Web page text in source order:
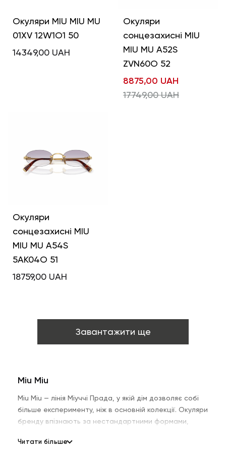
Окуляри MIU MIU MU
01XV 12W1O1 50
14349,00 UAH
Окуляри
сонцезахисні MIU
MIU MU A52S
ZVN60O 52
8875,00 UAH
17749,00UAH
Окуляри
сонцезахисні MIU
MIU MU A54S
5AK04O 51
18759,00 UAH
Завантажити ще
Miu Miu
Miu Miu — лінія Міуччі Прада, у якій дім дозволяє собі
більше експерименту, ніж в основній колекції. Окуляри
бренду впізнають за нестандартними формами,
завушниках і грою з пропорціями.
Читати більше